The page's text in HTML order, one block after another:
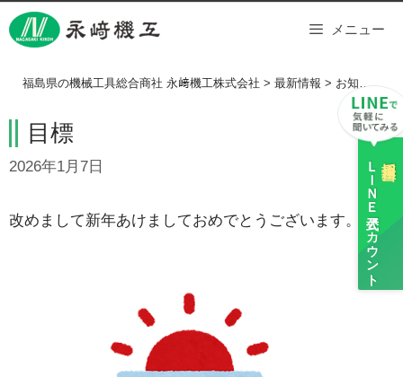
Skip
to
ＬＩＮＥ
公式アカウント
メニュー
福島県の機械工具総合商社 永﨑機工株式会社 > 最新情報 > お知らせ >
目標
2026年1月7日
改めまして新年あけましておめでとうございます。